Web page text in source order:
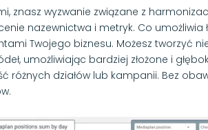
znasz wyzwanie związane z
nazewnictwa i metryk. Co umożliwia
Twojego biznesu. Możesz tworzyć
umożliwiając bardziej złożone i
różnych działów lub kampanii. Bez